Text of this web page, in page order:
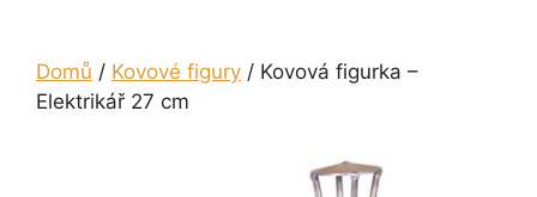
Domů / Kovové figury / Kovová figurka –
Elektrikář 27 cm